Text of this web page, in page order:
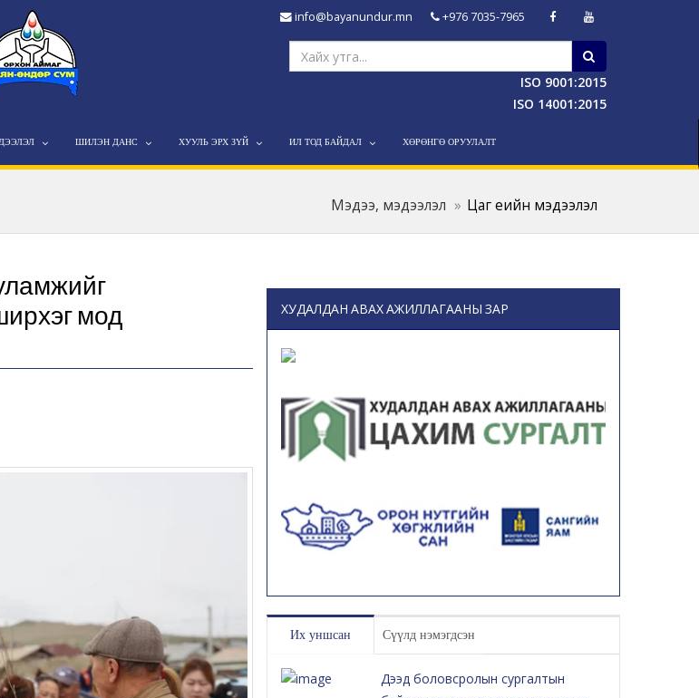
info@bayanundur.mn +976 7035-7965
ISO 9001:2015
ISO 14001:2015
ШИЛЭН ДАНС ХУУЛЬ ЭРХ ЗҮЙ ИЛ ТОД БАЙДАЛ ХӨРӨНГӨ ОРУУЛАЛТ
Мэдээ, мэдээлэл Цаг үеийн мэдээлэл
мод
ХУДАЛДАН АВАХ АЖИЛЛАГААНЫ ЗАР
Их уншсан Сүүлд нэмэгдсэн
Дээд боловсролын сургалтын